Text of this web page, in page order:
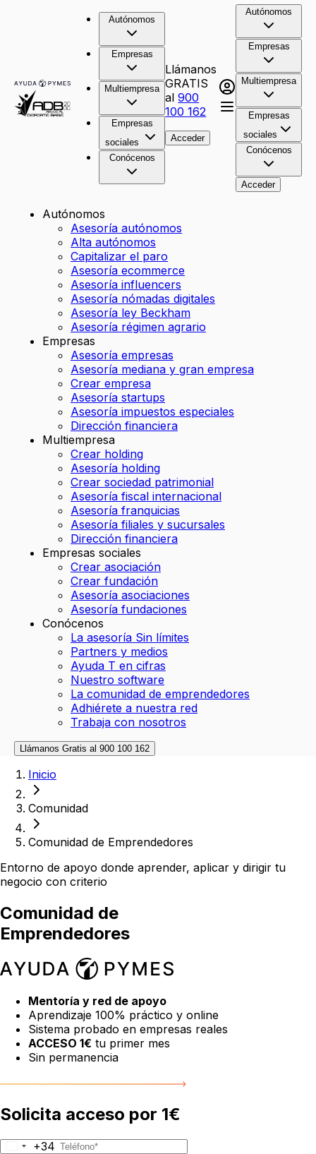
Autónomos
Empresas
Multiempresa
Empresas
sociales
Conócenos
Llámanos
GRATIS
al900
100 162
Acceder
Autónomos
Empresas
Multiempresa
Empresas
sociales
Conócenos
Acceder
Autónomos
Asesoría autónomos
Alta autónomos
Capitalizar el paro
Asesoría ecommerce
Asesoría influencers
Asesoría nómadas digitales
Asesoría ley Beckham
Asesoría régimen agrario
Empresas
Asesoría empresas
Asesoría mediana y gran empresa
Crear empresa
Asesoría startups
Asesoría impuestos especiales
Dirección financiera
Multiempresa
Crear holding
Asesoría holding
Crear sociedad patrimonial
Asesoría fiscal internacional
Asesoría franquicias
Asesoría filiales y sucursales
Dirección financiera
Empresas sociales
Crear asociación
Crear fundación
Asesoría asociaciones
Asesoría fundaciones
Conócenos
La asesoría Sin límites
Partners y medios
Ayuda T en cifras
Nuestro software
La comunidad de emprendedores
Adhiérete a nuestra red
Trabaja con nosotros
Llámanos Gratis al 900 100 162
Inicio
Comunidad
Comunidad de Emprendedores
Entorno de apoyo donde aprender, aplicar y dirigir tu
negocio con criterio
Comunidad de
Emprendedores
Mentoría y red de apoyo
Aprendizaje 100% práctico y online
Sistema probado en empresas reales
ACCESO 1€ tu primer mes
Sin permanencia
Solicita acceso por 1€
+34